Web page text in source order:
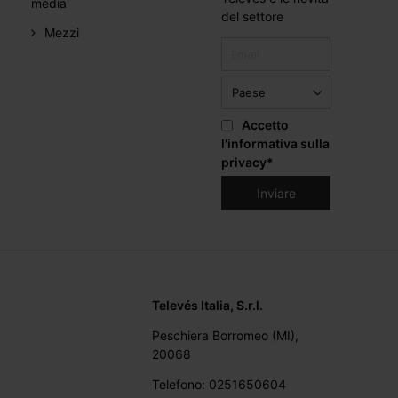
media
Mezzi
del settore
Accetto
l'informativa sulla
privacy*
Televés Italia, S.r.l.
Peschiera Borromeo (MI),
20068
Telefono: 0251650604